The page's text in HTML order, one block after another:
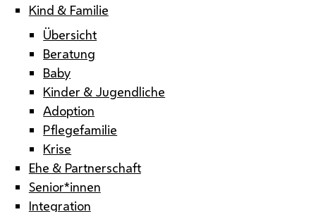
Kind & Familie
Übersicht
Beratung
Baby
Kinder & Jugendliche
Adoption
Pflegefamilie
Krise
Ehe & Partnerschaft
Senior*innen
Integration